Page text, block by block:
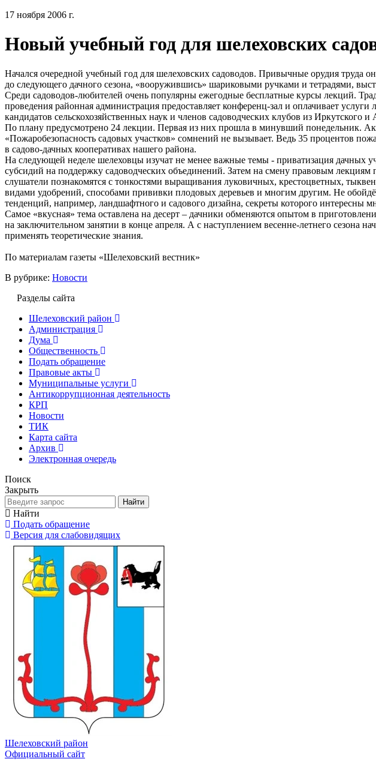
17 ноября 2006 г.
Новый учебный год для шелеховских
Начался очередной учебный год для шелеховских садоводов. Привычные орудия труда
до следующего дачного сезона, «вооружившись» шариковыми ручками и тетрадями,
Среди садоводов-любителей очень популярны ежегодные бесплатные курсы лекций.
проведения районная администрация предоставляет конференц-зал и оплачивает услуги
кандидатов сельскохозяйственных наук и членов садоводческих клубов из Иркутского и
По плану предусмотрено 24 лекции. Первая из них прошла в минувший понедельник.
«Пожаробезопасность садовых участков» сомнений не вызывает. Ведь 35 процентов
в садово-дачных кооперативах нашего района.
На следующей неделе шелеховцы изучат не менее важные темы - приватизация дачных
субсидий на поддержку садоводческих объединений. Затем на смену правовым лекциям
слушатели познакомятся с тонкостями выращивания луковичных, крестоцветных,
видами удобрений, способами прививки плодовых деревьев и многим другим. Не
тенденций, например, ландшафтного и садового дизайна, секреты которого интересны
Самое «вкусная» тема оставлена на десерт – дачники обменяются опытом в
на заключительном занятии в конце апреля. А с наступлением весенне-летнего сезона
применять теоретические знания.
По материалам газеты «Шелеховский вестник»
В рубрике: Новости
Разделы сайта
Шелеховский район
Администрация
Дума
Общественность
Подать обращение
Правовые акты
Муниципальные услуги
Антикоррупционная деятельность
КРП
Новости
ТИК
Карта сайта
Архив
Электронная очередь
Поиск
Закрыть
Найти
Найти
Подать обращение
Версия для слабовидящих
Шелеховский район
Официальный сайт